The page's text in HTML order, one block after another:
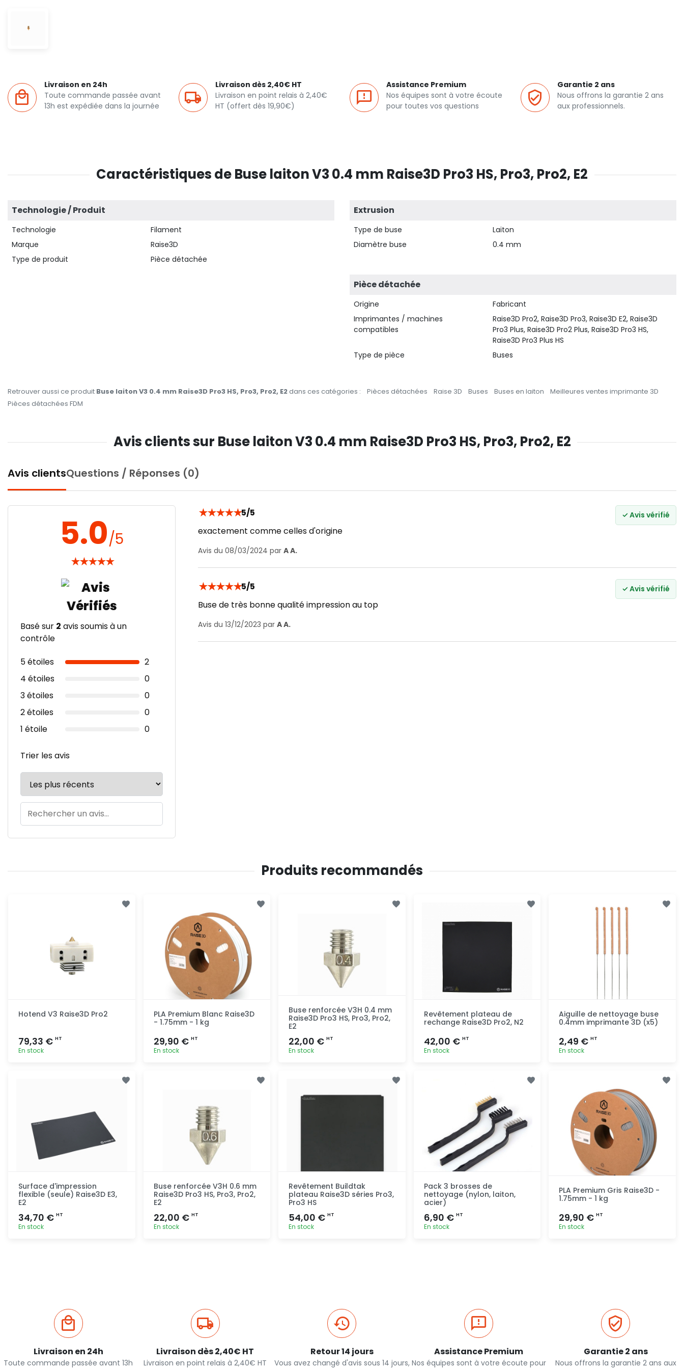
Livraison en 24h
Toute commande passée avant
13h est expédiée dans la journée
Livraison dès 2,40€ HT
Livraison en point relais à 2,40€
HT (offert dès 19,90€)
Assistance Premium
Nos équipes sont à votre écoute
pour toutes vos questions
Garantie 2 ans
Nous offrons la garantie 2 ans
aux professionnels.
Caractéristiques de Buse laiton V3 0.4 mm Raise3D Pro3 HS, Pro3, Pro2, E2
Technologie / Produit
Technologie
Filament
Marque
Raise3D
Type de produit
Pièce détachée
Extrusion
Type de buse
Laiton
Diamètre buse
0.4 mm
Pièce détachée
Origine
Fabricant
Imprimantes / machines
compatibles
Raise3D Pro2, Raise3D Pro3, Raise3D E2, Raise3D
Pro3 Plus, Raise3D Pro2 Plus, Raise3D Pro3 HS,
Raise3D Pro3 Plus HS
Type de pièce
Buses
Retrouver aussi ce produit Buse laiton V3 0.4 mm Raise3D Pro3 HS, Pro3, Pro2, E2dans ces catégories : Pièces détachées Raise 3D Buses Buses en laiton
Meilleures ventes imprimante 3D
Pièces détachées FDM
Avis clients sur Buse laiton V3 0.4 mm Raise3D Pro3 HS, Pro3, Pro2, E2
Avis clientsQuestions / Réponses (0)
5.0/5
★★★★★
Basé sur 2 avis soumis à un
contrôle
5 étoiles
2
4 étoiles
0
3 étoiles
0
2 étoiles
0
1 étoile
0
Trier les avis
★★★★★5/5 ✓ Avis vérifié
exactement comme celles d'origine
Avis du 08/03/2024 par A A.
★★★★★5/5 ✓ Avis vérifié
Buse de très bonne qualité impression au top
Avis du 13/12/2023 par A A.
Produits recommandés
Hotend V3 Raise3D Pro2
79,33 € HT
En stock
PLA Premium Blanc Raise3D
- 1.75mm - 1 kg
29,90 € HT
En stock
Buse renforcée V3H 0.4 mm
Raise3D Pro3 HS, Pro3, Pro2,
E2
22,00 €HT
En stock
Revêtement plateau de
rechange Raise3D Pro2, N2
42,00 € HT
En stock
Aiguille de nettoyage buse
0.4mm imprimante 3D (x5)
2,49 €HT
En stock
Surface d'impression
flexible (seule) Raise3D E3,
E2
34,70 € HT
En stock
Buse renforcée V3H 0.6 mm
Raise3D Pro3 HS, Pro3, Pro2,
E2
22,00 € HT
En stock
Revêtement Buildtak
plateau Raise3D séries Pro3,
Pro3 HS
54,00 €HT
En stock
Pack 3 brosses de
nettoyage (nylon, laiton,
acier)
6,90 € HT
En stock
PLA Premium Gris Raise3D -
1.75mm - 1 kg
29,90 €HT
En stock
Livraison en 24h
Toute commande passée avant 13h
Livraison dès 2,40€ HT
Livraison en point relais à 2,40€ HT
Retour 14 jours
Vous avez changé d'avis sous 14 jours,
Assistance Premium
Nos équipes sont à votre écoute pour
Garantie 2 ans
Nous offrons la garantie 2 ans aux